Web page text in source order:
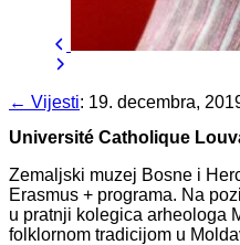
← Vijesti: 19. decembra,
Université Catholique
Zemaljski muzej Bosne i
Erasmus + programa. Na
u pratnji kolegica arheologa
folklornom tradicijom u